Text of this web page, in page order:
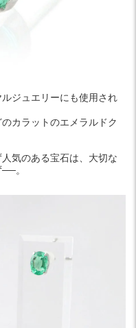
ジュエリーにも使用され
カラットのエメラルドク
気のある宝石は、大切な
。